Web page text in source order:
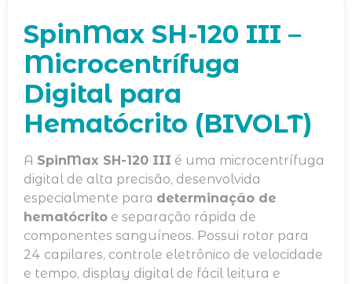
SpinMax SH-120 III –
Microcentrífuga
Digital para
Hematócrito (BIVOLT)
A SpinMax SH-120 III é uma microcentrífuga
digital de alta precisão, desenvolvida
especialmente para determinação de
hematócrito e separação rápida de
componentes sanguíneos. Possui rotor para
24 capilares, controle eletrônico de velocidade
e tempo, display digital de fácil leitura e